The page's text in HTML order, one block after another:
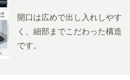
開口は広めで出し入れしやす
く、細部までこだわった構造
です。